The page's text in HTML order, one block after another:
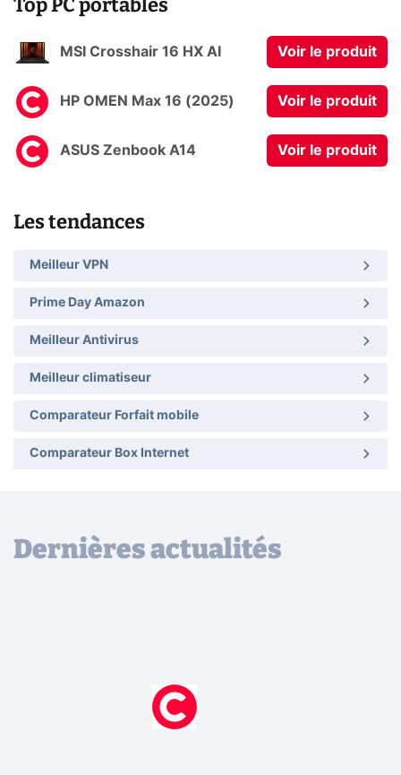
MSI Crosshair 16 HX AI Voir le produit
HP OMEN Max 16 (2025) Voir le produit
ASUS Zenbook A14 Voir le produit
Les tendances
Meilleur VPN
Prime Day Amazon
Meilleur Antivirus
Meilleur climatiseur
Comparateur Forfait mobile
Comparateur Box Internet
Dernières actualités